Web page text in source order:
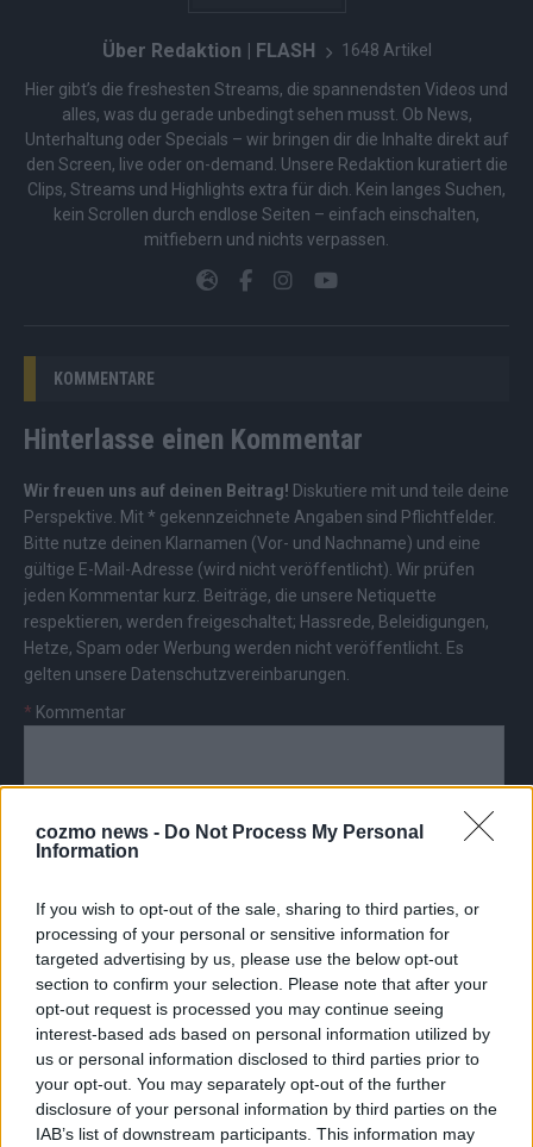
cozmo news - Do Not Process My Personal
Information
If you wish to opt-out of the sale, sharing to third parties, or
processing of your personal or sensitive information for
targeted advertising by us, please use the below opt-out
section to confirm your selection. Please note that after your
opt-out request is processed you may continue seeing
interest-based ads based on personal information utilized by
us or personal information disclosed to third parties prior to
your opt-out. You may separately opt-out of the further
disclosure of your personal information by third parties on the
IAB’s list of downstream participants. This information may
Über Redaktion | FLASH 1648 Artikel
Hier gibt’s die freshesten Streams, die spannendsten Videos und
alles, was du gerade unbedingt sehen musst. Ob News,
Unterhaltung oder Specials – wir bringen dir die Inhalte direkt auf
den Screen, live oder on-demand. Unsere Redaktion kuratiert die
Clips, Streams und Highlights extra für dich. Kein langes Suchen,
kein Scrollen durch endlose Seiten – einfach einschalten,
mitfiebern und nichts verpassen.
KOMMENTARE
Hinterlasse einen Kommentar
Wir freuen uns auf deinen Beitrag! Diskutiere mit und teile deine
Perspektive. Mit * gekennzeichnete Angaben sind Pflichtfelder.
Bitte nutze deinen Klarnamen (Vor- und Nachname) und eine
gültige E-Mail-Adresse (wird nicht veröffentlicht). Wir prüfen
jeden Kommentar kurz. Beiträge, die unsere Netiquette
respektieren, werden freigeschaltet; Hassrede, Beleidigungen,
Hetze, Spam oder Werbung werden nicht veröffentlicht. Es
gelten unsere Datenschutzvereinbarungen
* Kommentar
E-Mail
AD